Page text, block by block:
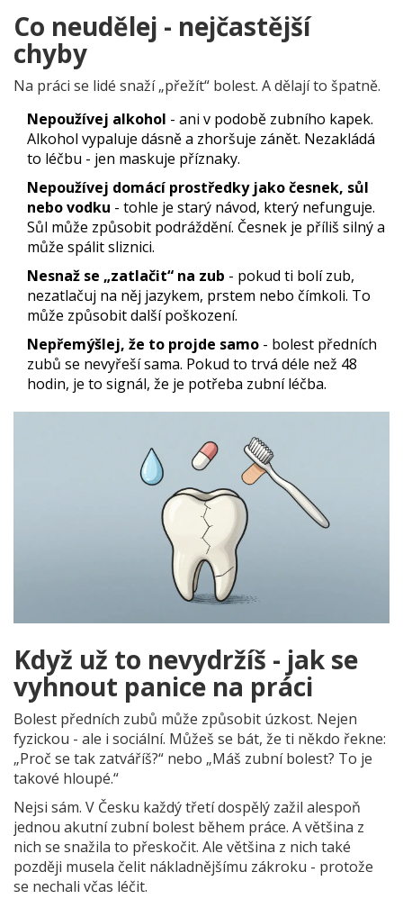
Co neudělej - nejčastější
chyby
Na práci se lidé snaží „přežít“ bolest. A dělají to špatně.
Nepoužívej alkohol - ani v podobě zubního kapek.
Alkohol vypaluje dásně a zhoršuje zánět. Nezakládá
to léčbu - jen maskuje příznaky.
Nepoužívej domácí prostředky jako česnek, sůl
nebo vodku - tohle je starý návod, který nefunguje.
Sůl může způsobit podráždění. Česnek je příliš silný a
může spálit sliznici.
Nesnaž se „zatlačit“ na zub - pokud ti bolí zub,
nezatlačuj na něj jazykem, prstem nebo čímkoli. To
může způsobit další poškození.
Nepřemýšlej, že to projde samo - bolest předních
zubů se nevyřeší sama. Pokud to trvá déle než 48
hodin, je to signál, že je potřeba zubní léčba.
Když už to nevydržíš - jak se
vyhnout panice na práci
Bolest předních zubů může způsobit úzkost. Nejen
fyzickou - ale i sociální. Můžeš se bát, že ti někdo řekne:
„Proč se tak zatváříš?“ nebo „Máš zubní bolest? To je
takové hloupé.“
Nejsi sám. V Česku každý třetí dospělý zažil alespoň
jednou akutní zubní bolest během práce. A většina z
nich se snažila to přeskočit. Ale většina z nich také
později musela čelit nákladnějšímu zákroku - protože
se nechali včas léčit.